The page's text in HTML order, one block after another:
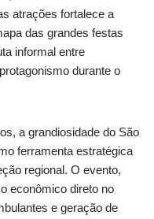
atrações fortalece a
das grandes festas
informal entre
durante o
a grandiosidade do São
ferramenta estratégica
regional. O evento,
econômico direto no
e geração de